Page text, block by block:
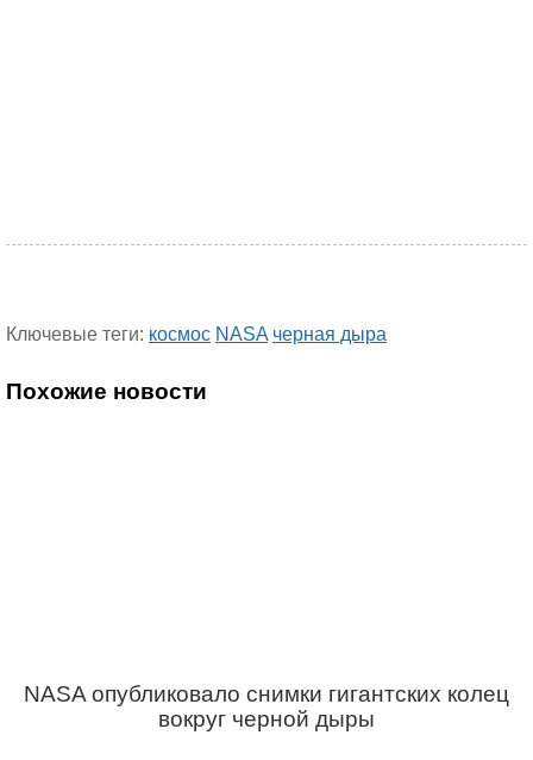
Ключевые теги: космос NASA черная дыра
Похожие новости
NASA опубликовало снимки гигантских колец
вокруг черной дыры